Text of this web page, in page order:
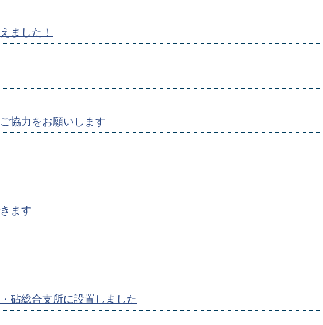
ました！
協力をお願いします
ます
砧総合支所に設置しました